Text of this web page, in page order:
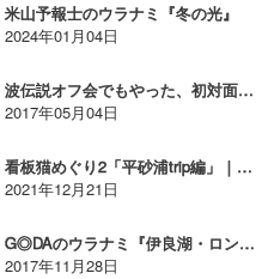
米山予報士のウラナミ『冬の光』
2024年01月04日
波伝説オフ会でもやった、初対面の人同士がすぐにうちとけられる方法｜MINのウラナミVol.304
2017年05月04日
看板猫めぐり2「平砂浦trip編」｜まっきーのウラナミ
2021年12月21日
G◎DAのウラナミ『伊良湖・ロングビーチ 』
2017年11月28日